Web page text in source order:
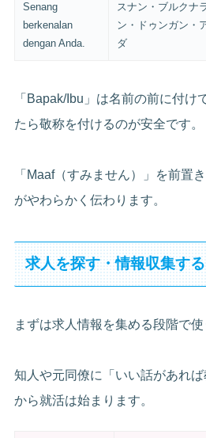
Senang
berkenalan
dengan Anda.
スナン・ブルクナ
ン・ドゥンガン・
ダ
「Bapak/Ibu」は名前の前に付け
たら敬称を付けるのが安全です。
「Maaf（すみません）」を前置
がやわらかく伝わります。
求人を探す・情報収集す
まずは求人情報を集める段階で使
知人や元同僚に「いい話があれ
から就活は始まります。